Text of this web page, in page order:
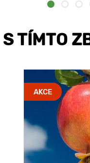
S TÍMTO
AKCE